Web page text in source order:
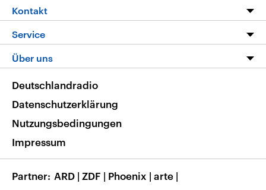
Die Nachrichten
Nachrichtenleicht
Neue Beiträge auf dlf.de
Livestream
Podcasts
Deutschlandfunk App
Nachrichten App
Frequenzen
Kontakt
Hörerservice
Service
FAQ
Veranstaltungen
Musikliste
RSS
Über uns
Barrierefreiheit
Deutschlandradio
Datenschutzerklärung
Nutzungsbedingungen
Impressum
Partner ARD | ZDF | Phoenix | arte |